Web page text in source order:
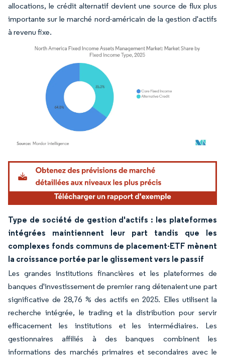
allocations, le crédit alternatif devient une source de flux plus
importante sur le marché nord-américain de la gestion d'actifs
à revenu fixe.
Image © Mordor Intelligence. La réutilisation nécessite une attribution sous CC BY
Type de société de gestion d'actifs : les plateformes
intégrées maintiennent leur part tandis que les
complexes fonds communs de placement-ETF mènent
la croissance portée par le glissement vers le passif
Les grandes institutions financières et les plateformes de
banques d'investissement de premier rang détenaient une part
significative de 28,76 % des actifs en 2025. Elles utilisent la
recherche intégrée, le trading et la distribution pour servir
efficacement les institutions et les intermédiaires. Les
gestionnaires affiliés à des banques combinent les
informations des marchés primaires et secondaires avec le